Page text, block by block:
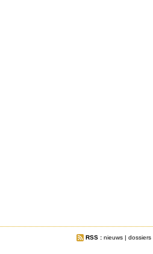
RSS : nieuws | dossiers